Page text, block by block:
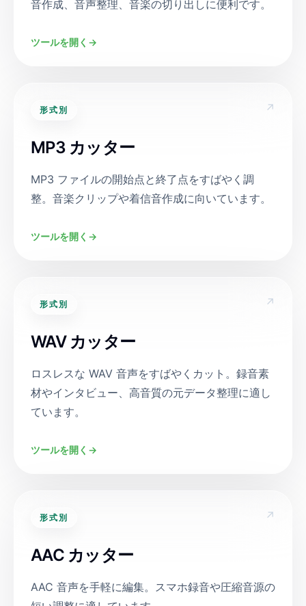
音作成、音声整理、音楽の切り出しに便利です。
ツールを開く →
形式別 ↗
MP3 カッター
MP3 ファイルの開始点と終了点をすばやく調
整。音楽クリップや着信音作成に向いています。
ツールを開く →
形式別 ↗
WAV カッター
ロスレスな WAV 音声をすばやくカット。録音素
材やインタビュー、高音質の元データ整理に適し
ています。
ツールを開く →
形式別 ↗
AAC カッター
AAC 音声を手軽に編集。スマホ録音や圧縮音源の